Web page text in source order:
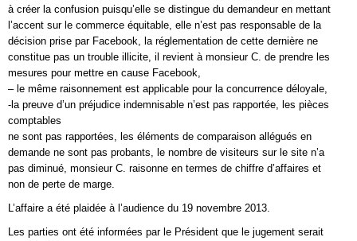
à créer la confusion puisqu’elle se distingue du demandeur en mettant
l’accent sur le commerce équitable, elle n’est pas responsable de la
décision prise par Facebook, la réglementation de cette dernière ne
constitue pas un trouble illicite, il revient à monsieur C. de prendre les
mesures pour mettre en cause Facebook,
– le même raisonnement est applicable pour la concurrence déloyale,
-la preuve d’un préjudice indemnisable n’est pas rapportée, les pièces
comptables
ne sont pas rapportées, les éléments de comparaison allégués en
demande ne sont pas probants, le nombre de visiteurs sur le site n’a
pas diminué, monsieur C. raisonne en termes de chiffre d’affaires et
non de perte de marge.
L’affaire a été plaidée à l’audience du 19 novembre 2013.
Les parties ont été informées par le Président que le jugement serait